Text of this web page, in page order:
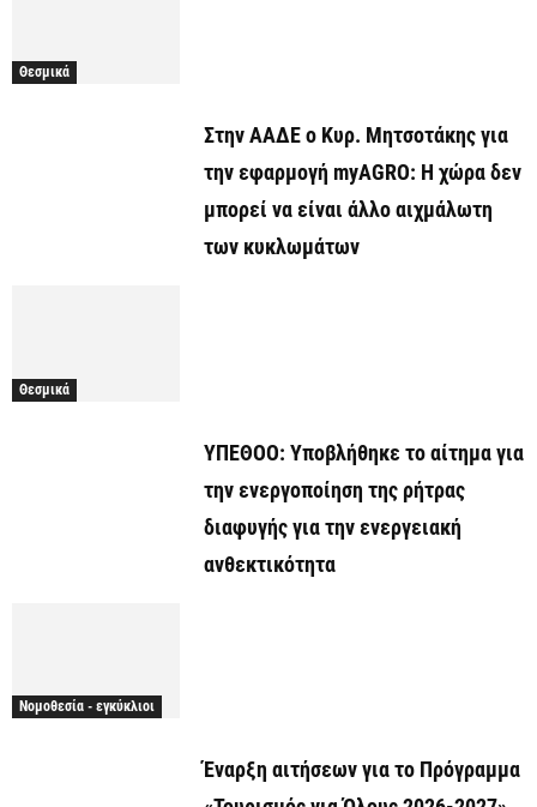
Θεσμικά
Στην ΑΑΔΕ ο Κυρ. Μητσοτάκης για
την εφαρμογή myAGRO: Η χώρα δεν
μπορεί να είναι άλλο αιχμάλωτη
των κυκλωμάτων
Θεσμικά
ΥΠΕΘΟΟ: Υποβλήθηκε το αίτημα για
την ενεργοποίηση της ρήτρας
διαφυγής για την ενεργειακή
ανθεκτικότητα
Νομοθεσία - εγκύκλιοι
Έναρξη αιτήσεων για το Πρόγραμμα